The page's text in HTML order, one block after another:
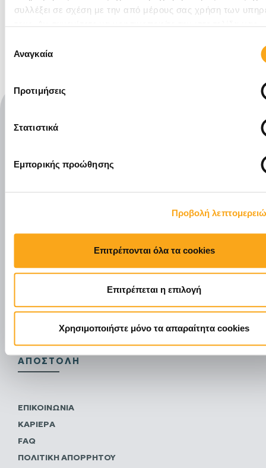
συλλέξει σε σχέση με την από μέρους σας χρήση των
συγκατάθεσης
Αναγκαία
Προτιμήσεις
Στατιστικά
Εμπορικής προώθησης
Προβολή
Επιτρέπονται όλα τα cookies
Επιτρέπεται η επιλογή
Χρησιμοποιήστε μόνο τα απαραίτητα cookies
OUR NEWS
Εγγραφείτε στο newsletter της Eyewide και μάθετε
digital marketing που βοηθούν τις επιχειρήσεις να
αναπτυχθούν online
Όνομα *
Έχω διαβάσει και συμφωνώ με την
Πολιτική
Απορρήτου
ΑΠΟΣΤΟΛΉ
ΕΠΙΚΟΙΝΩΝΊΑ
ΚΑΡΙΈΡΑ
FAQ
ΠΟΛΙΤΙΚΗ ΑΠΟΡΡΗΤΟΥ